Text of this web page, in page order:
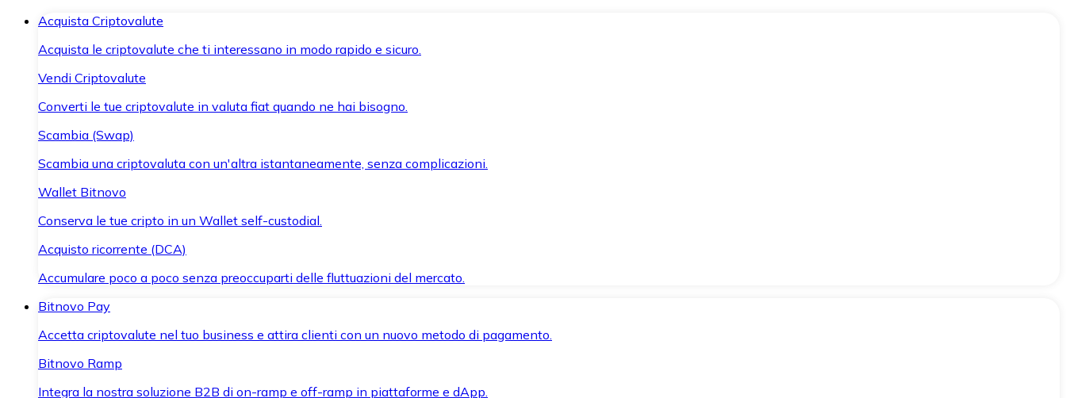
Acquista Criptovalute
Acquista le criptovalute che ti interessano in modo rapido e sicuro.
Vendi Criptovalute
Converti le tue criptovalute in valuta fiat quando ne hai bisogno.
Scambia (Swap)
Scambia una criptovaluta con un'altra istantaneamente, senza complicazioni.
Wallet Bitnovo
Conserva le tue cripto in un Wallet self-custodial.
Acquisto ricorrente (DCA)
Accumulare poco a poco senza preoccuparti delle fluttuazioni del mercato.
Bitnovo Pay
Accetta criptovalute nel tuo business e attira clienti con un nuovo metodo di pagamento.
Bitnovo Ramp
Integra la nostra soluzione B2B di on-ramp e off-ramp in piattaforme e dApp.